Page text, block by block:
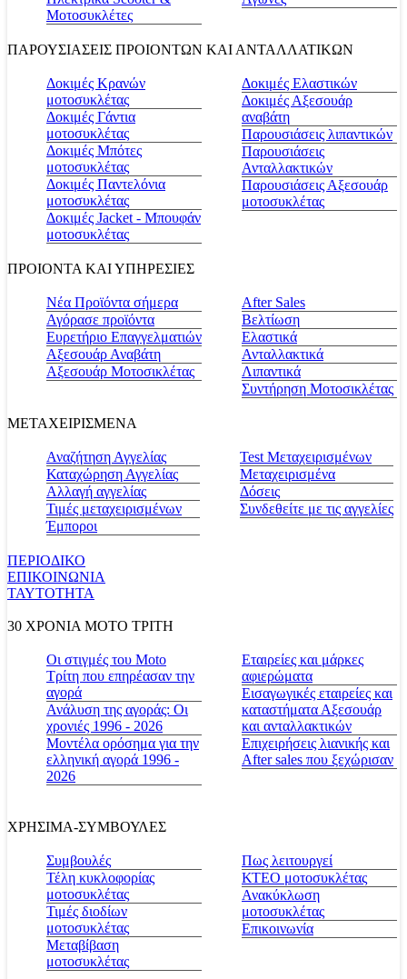
Μοτοσυκλέτες
ΠΑΡΟΥΣΙΑΣΕΙΣ ΠΡΟΙΟΝΤΩΝ ΚΑΙ ΑΝΤΑΛΛΑΤΙΚΩΝ
Δοκιμές Κρανών
μοτοσυκλέτας
Δοκιμές Γάντια
μοτοσυκλέτας
Δοκιμές Μπότες
μοτοσυκλέτας
Δοκιμές Παντελόνια
μοτοσυκλέτας
Δοκιμές Jacket - Μπουφάν
μοτοσυκλέτας
Δοκιμές Ελαστικών
Δοκιμές Αξεσουάρ
αναβάτη
Παρουσιάσεις λιπαντικών
Παρουσιάσεις
Ανταλλακτικών
Παρουσιάσεις Αξεσουάρ
μοτοσυκλέτας
ΠΡΟΙΟΝΤΑ ΚΑΙ ΥΠΗΡΕΣΙΕΣ
Νέα Προϊόντα σήμερα
Αγόρασε προϊόντα
Ευρετήριο Επαγγελματιών
Αξεσουάρ Αναβάτη
Αξεσουάρ Μοτοσικλέτας
Αfter Sales
Βελτίωση
Ελαστικά
Ανταλλακτικά
Λιπαντικά
Συντήρηση Μοτοσικλέτας
ΜΕΤΑΧΕΙΡΙΣΜΕΝΑ
Αναζήτηση Αγγελίας
Καταχώρηση Αγγελίας
Αλλαγή αγγελίας
Τιμές μεταχειρισμένων
Έμποροι
Test Μεταχειρισμένων
Μεταχειρισμένα
Δόσεις
Συνδεθείτε με τις αγγελίες
ΠΕΡΙΟΔΙΚΟ
ΕΠΙΚΟΙΝΩΝΙΑ
ΤΑΥΤΟΤΗΤΑ
30 ΧΡΟΝΙΑ MOTO ΤΡΙΤΗ
Οι στιγμές του Moto
Τρίτη που επηρέασαν την
αγορά
Ανάλυση της αγοράς: Οι
χρονιές 1996 - 2026
Μοντέλα ορόσημα για την
ελληνική αγορά 1996 -
2026
Εταιρείες και μάρκες
αφιερώματα
Εισαγωγικές εταιρείες και
καταστήματα Αξεσουάρ
και ανταλλακτικών
Επιχειρήσεις λιανικής και
After sales που ξεχώρισαν
ΧΡΗΣΙΜΑ-ΣΥΜΒΟΥΛΕΣ
Συμβουλές
Τέλη κυκλοφορίας
μοτοσυκλέτας
Τιμές διοδίων
μοτοσυκλέτας
Μεταβίβαση
μοτοσυκλέτας
Πως λειτουργεί
ΚΤΕΟ μοτοσυκλέτας
Ανακύκλωση
μοτοσυκλέτας
Επικοινωνία